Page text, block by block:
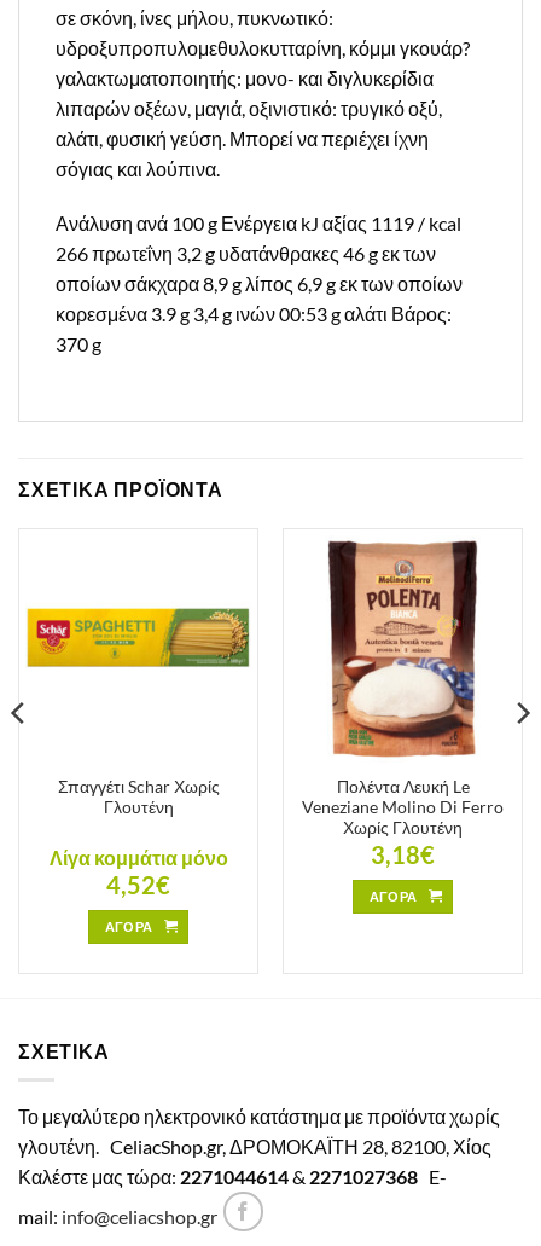
σε σκόνη, ίνες μήλου, πυκνωτικό:
υδροξυπροπυλομεθυλοκυτταρίνη, κόμμι γκουάρ?
γαλακτωματοποιητής: μονο- και διγλυκερίδια
λιπαρών οξέων, μαγιά, οξινιστικό: τρυγικό οξύ,
αλάτι, φυσική γεύση. Μπορεί να περιέχει ίχνη
σόγιας και λούπινα.
Ανάλυση ανά 100 g Ενέργεια kJ αξίας 1119 / kcal
266 πρωτεΐνη 3,2 g υδατάνθρακες 46 g εκ των
οποίων σάκχαρα 8,9 g λίπος 6,9 g εκ των οποίων
κορεσμένα 3.9 g 3,4 g ινών 00:53 g αλάτι Βάρος:
370 g
ΣΧΕΤΙΚΑ ΠΡΟΪΟΝΤΑ
Σπαγγέτι Schar Χωρίς
Γλουτένη
Λίγα κομμάτια μόνο
4,52€
ΑΓΟΡΑ
Πολέντα Λευκή Le
Veneziane Molino Di Ferro
Χωρίς Γλουτένη
3,18€
ΑΓΟΡΑ
ΣΧΕΤΙΚΑ
Το μεγαλύτερο ηλεκτρονικό κατάστημα με προϊόντα χωρίς
γλουτένη. CeliacShop.gr, ΔΡΟΜΟΚΑΪΤΗ 28, 82100, Χίος
Καλέστε μας τώρα: 2271044614& 2271027368 E-
mail: info@celiacshop.gr